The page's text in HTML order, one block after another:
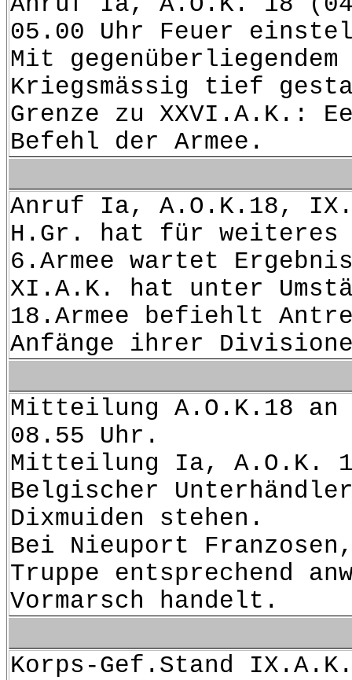
05.00 Uhr Feuer
Mit
Kriegsmässig tief
Grenze zu XXVI.A.K.:
Befehl der Armee.
Anruf Ia, A.O.K.18,
H.Gr. hat für weiteres
6.Armee wartet
XI.A.K. hat unter
18.Armee befiehlt
Anfänge ihrer
Mitteilung A.O.K.18
08.55 Uhr.
Mitteilung Ia, A.O.K.
Belgischer
Dixmuiden stehen.
Bei Nieuport
Truppe entsprechend
Vormarsch handelt.
Korps-Gef.Stand